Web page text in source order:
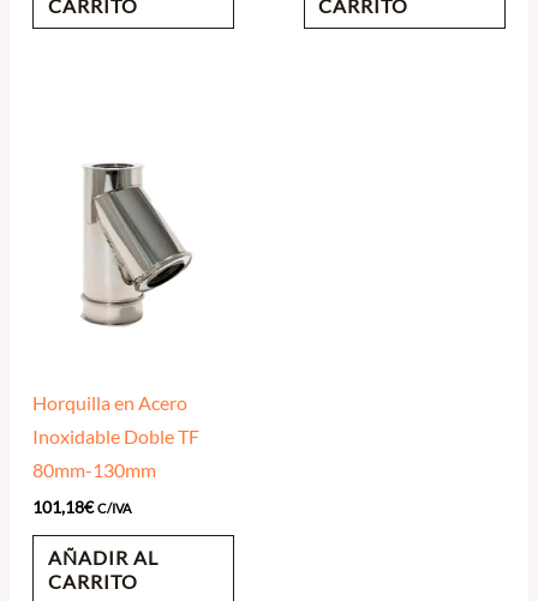
CARRITO
CARRITO
Horquilla en Acero
Inoxidable Doble TF
80mm-130mm
101,18€ C/IVA
AÑADIR AL
CARRITO